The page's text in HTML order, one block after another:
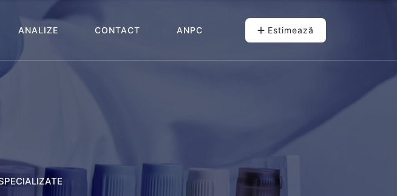
ANALIZE CONTACT ANPC Estimează